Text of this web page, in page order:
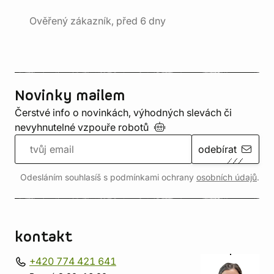
Ověřený zákazník, před 6 dny
Novinky mailem
Čerstvé info o novinkách, výhodných slevách či
nevyhnutelné vzpouře robotů
odebírat
Odesláním souhlasíš s podmínkami ochrany osobních údajů.
kontakt
+420 774 421 641